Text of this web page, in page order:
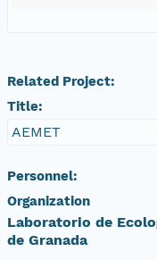
Related Project:
Title:
AEMET
Personnel:
Organization
Laboratorio de
de Granada